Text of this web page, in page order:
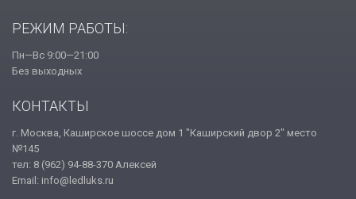
РЕЖИМ РАБОТЫ:
Пн—Вс 9:00—21:00
Без выходных
КОНТАКТЫ
г. Москва, Каширское шоссе дом 1 "Каширский двор 2" место
№145
тел: 8 (962) 94-88-370 Алексей
Email: info@ledluks.ru